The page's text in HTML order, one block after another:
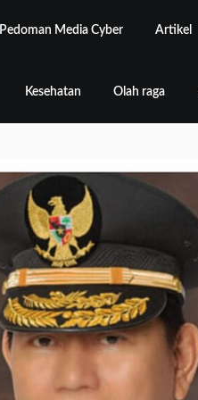
Pedoman Media Cyber Artikel
Kesehatan Olah raga